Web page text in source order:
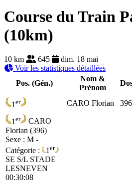
Course du Train
(10km)
10 km 645
dim. 18 mai
Voir les statistiques détaillées
Pos. (Gén.)
Nom &
Prénom
1 er CARO Florian 396
1 er
CARO
Florian (396)
Sexe : M -
Catégorie :
1 er
SE S/L STADE
LESNEVEN
00:30:08